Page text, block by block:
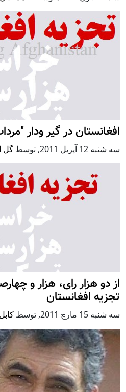
افغانستان در گیر ودار
سه شنبه 12 آپریل 2011 , توسط گل
از دو هزار رای، هزار و
تجزیه افغانستان
سه شنبه 15 مارچ 2011 , توسط